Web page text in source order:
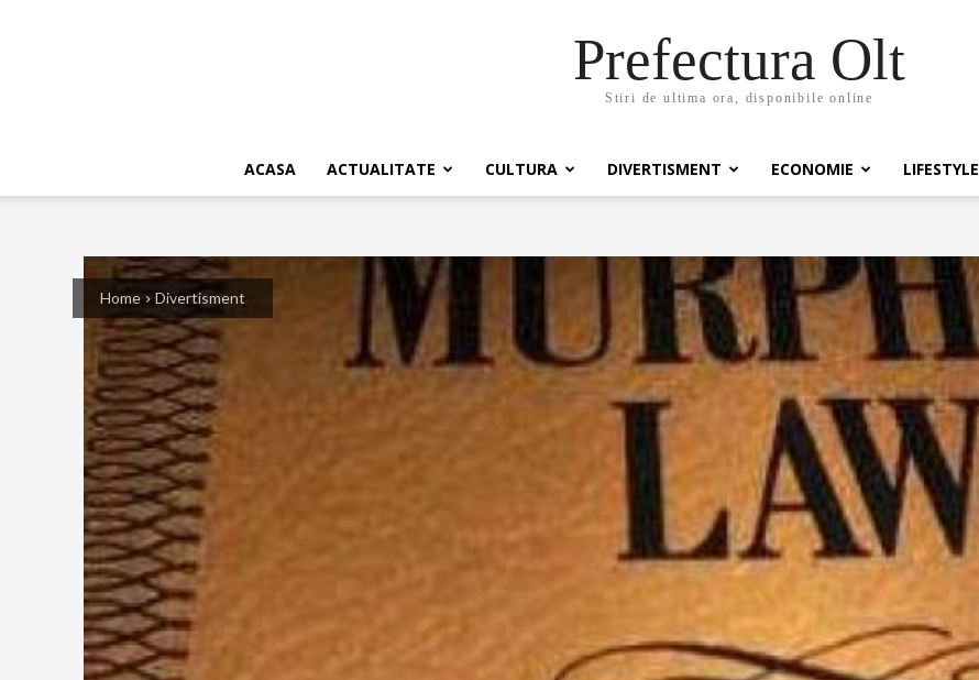
Prefectura Olt
Stiri de ultima ora, disponibile online
ACASA ACTUALITATE CULTURA DIVERTISMENT ECONOMIE LIFESTYLE
Home Divertisment